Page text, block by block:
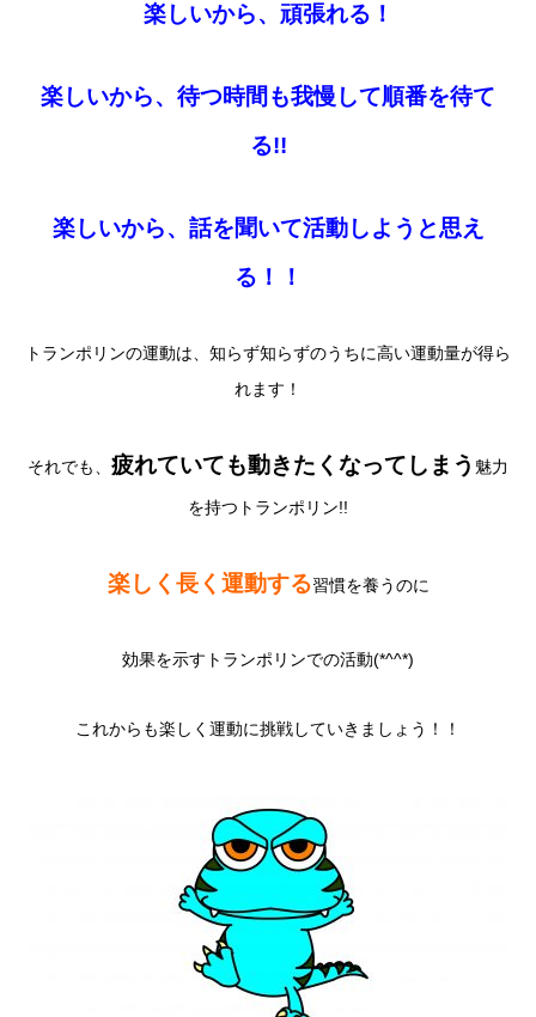
楽しいから、頑張れる！
楽しいから、待つ時間も我慢して順番を待て
る!!
楽しいから、話を聞いて活動しようと思え
る！！
トランポリンの運動は、知らず知らずのうちに高い運動量が得ら
れます！
それでも、 疲れていても動きたくなってしまう 魅力
を持つトランポリン!!
楽しく長く運動する習慣を養うのに
効果を示すトランポリンでの活動(*^^*)
これからも楽しく運動に挑戦していきましょう！！